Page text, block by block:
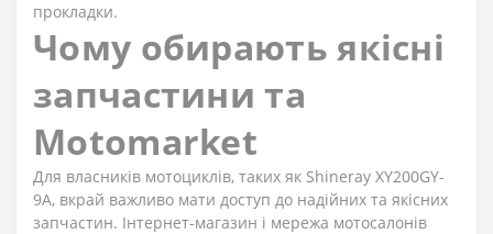
прокладки.
Чому обирають якісні
запчастини та
Motomarket
Для власників мотоциклів, таких як Shineray XY200GY-
9A, вкрай важливо мати доступ до надійних та якісних
запчастин. Інтернет-магазин і мережа мотосалонів